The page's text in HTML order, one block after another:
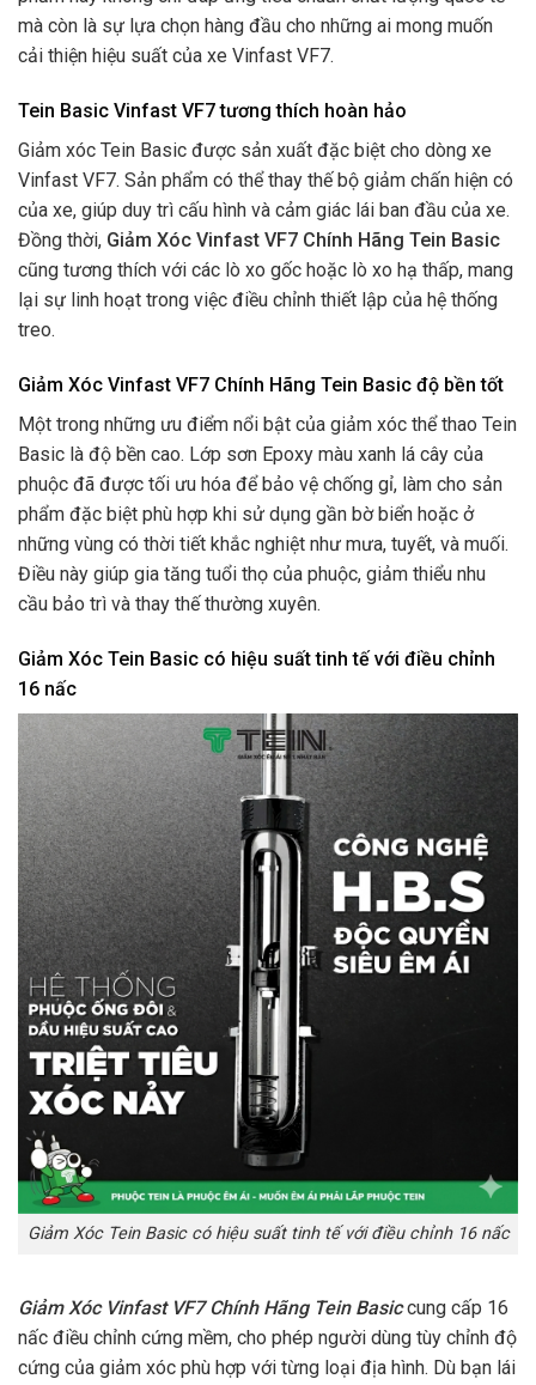
mà còn là sự lựa chọn hàng đầu cho những ai mong muốn
cải thiện hiệu suất của xe Vinfast VF7.
Tein Basic Vinfast VF7 tương thích hoàn hảo
Giảm xóc Tein Basic được sản xuất đặc biệt cho dòng xe
Vinfast VF7. Sản phẩm có thể thay thế bộ giảm chấn hiện có
của xe, giúp duy trì cấu hình và cảm giác lái ban đầu của xe.
Đồng thời, Giảm Xóc Vinfast VF7 Chính Hãng Tein Basic
cũng tương thích với các lò xo gốc hoặc lò xo hạ thấp, mang
lại sự linh hoạt trong việc điều chỉnh thiết lập của hệ thống
treo.
Giảm Xóc Vinfast VF7 Chính Hãng Tein Basic độ bền tốt
Một trong những ưu điểm nổi bật của giảm xóc thể thao Tein
Basic là độ bền cao. Lớp sơn Epoxy màu xanh lá cây của
phuộc đã được tối ưu hóa để bảo vệ chống gỉ, làm cho sản
phẩm đặc biệt phù hợp khi sử dụng gần bờ biển hoặc ở
những vùng có thời tiết khắc nghiệt như mưa, tuyết, và muối.
Điều này giúp gia tăng tuổi thọ của phuộc, giảm thiểu nhu
cầu bảo trì và thay thế thường xuyên.
Giảm Xóc Tein Basic có hiệu suất tinh tế với điều chỉnh
16 nấc
Giảm Xóc Tein Basic có hiệu suất tinh tế với điều chỉnh 16 nấc
Giảm Xóc Vinfast VF7 Chính Hãng Tein Basiccung cấp 16
nấc điều chỉnh cứng mềm, cho phép người dùng tùy chỉnh độ
cứng của giảm xóc phù hợp với từng loại địa hình. Dù bạn lái